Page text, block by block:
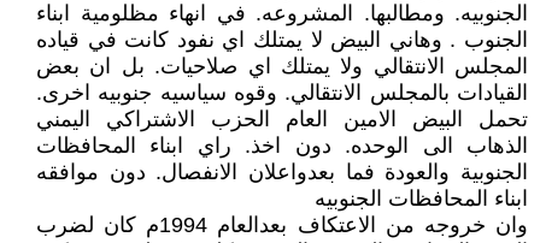
الجنوبيه. ومطالبها. المشروعه. في انهاء مظلومية ابناء
الجنوب . وهاني البيض لا يمتلك اي نفود كانت في قياده
المجلس الانتقالي ولا يمتلك اي صلاحيات. بل ان بعض
القيادات بالمجلس الانتقالي. وقوه سياسيه جنوبيه اخرى.
تحمل البيض الامين العام الحزب الاشتراكي اليمني
الذهاب الى الوحده. دون اخذ. راي ابناء المحافظات
الجنوبية والعودة فما بعدواعلان الانفصال. دون موافقه
ابناء المحافظات الجنوبيه
وان خروجه من الاعتكاف بعدالعام 1994م كان لضرب